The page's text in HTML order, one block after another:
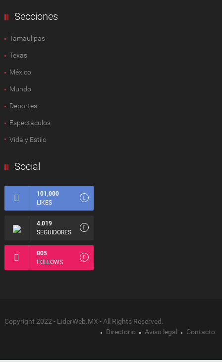
Secciones
Tamaulipas
Texas
México
Mundo
Deportes
Espectàculos
Vida y Estilo
Social
101,000
LIKES
4.019
SEGUIDORES
805
FOLLOWS
Copyright 2022 - LiderWeb.MX - All Rights Reserved.
Directorio
Aviso legal Contacto